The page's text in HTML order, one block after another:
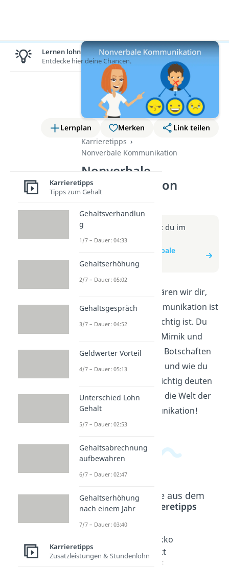
Lernplan Merken
Link teilen
Karrieretipps
Nonverbale Kommunikation
Nonverbale
Kommunikation
(Video)
Weitere Infos erhältst du im
Beitrag zum Video
zum Beitrag: Nonverbale
Kommunikation
In diesem Video erklären wir dir,
was nonverbale Kommunikation ist
und warum sie so wichtig ist. Du
erfährst, wie Gestik, Mimik und
Körperhaltung deine Botschaften
beeinflussen können und wie du
nonverbale Signale richtig deuten
kannst. Tauche ein in die Welt der
nonverbalen Kommunikation!
Beliebte Inhalte aus dem
Bereich
Karrieretipps
und
prache
Blickko
ntakt
Dauer:
Lernen lohnt sich!
Entdecke hier deine Chancen.
Karrieretipps
Tipps zum Gehalt
Gehaltsverhandlun
g
1/7 – Dauer: 04:33
Gehaltserhöhung
2/7 – Dauer: 05:02
Gehaltsgespräch
3/7 – Dauer: 04:52
Geldwerter Vorteil
4/7 – Dauer: 05:13
Unterschied Lohn
Gehalt
5/7 – Dauer: 02:53
Gehaltsabrechnung
aufbewahren
6/7 – Dauer: 02:47
Gehaltserhöhung
nach einem Jahr
7/7 – Dauer: 03:40
Karrieretipps
Zusatzleistungen & Stundenlohn